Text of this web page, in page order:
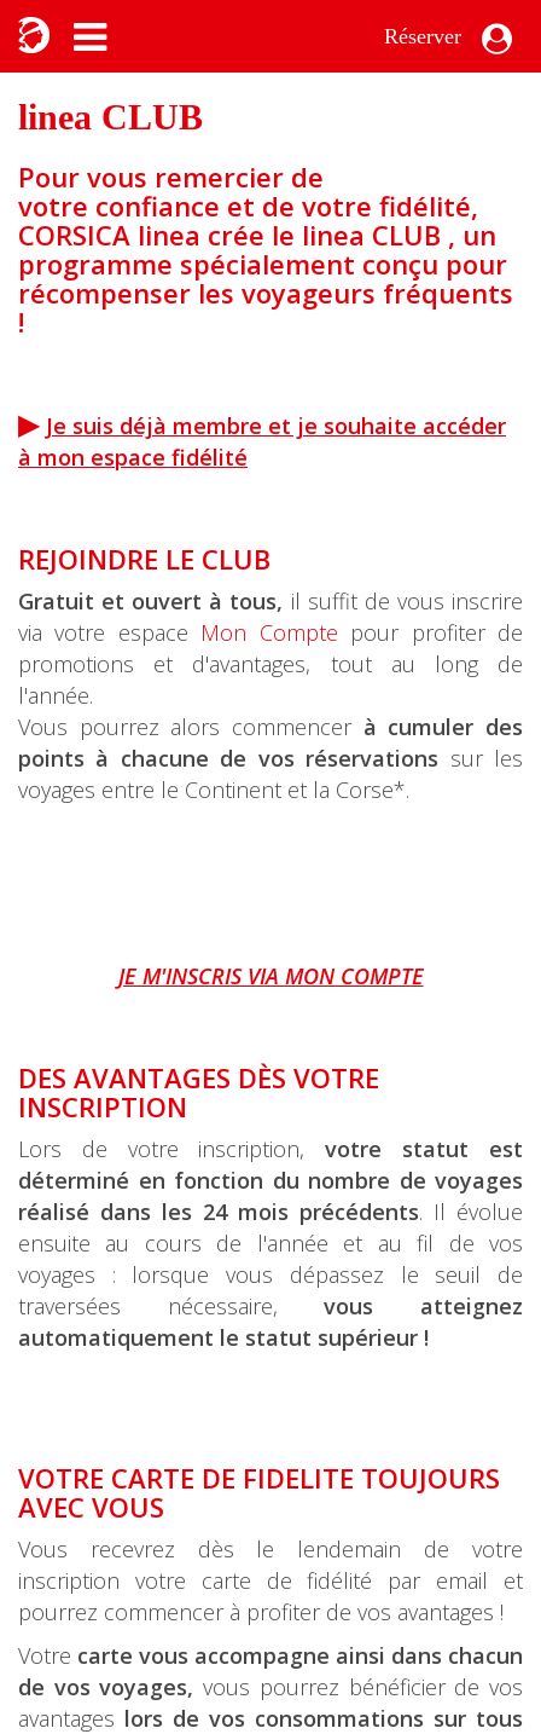
Réserver
linea CLUB
Pour vous remercier de
votre confiance et de votre fidélité,
CORSICA linea crée le linea CLUB , un
programme spécialement conçu pour
récompenser les voyageurs fréquents
!
▶ Je suis déjà membre et je souhaite accéder
à mon espace fidélité
REJOINDRE LE CLUB
Gratuit et ouvert à tous, il suffit de vous inscrire
via votre espace Mon Compte pour profiter de
promotions et d'avantages, tout au long de
l'année.
Vous pourrez alors commencer à cumuler des
points à chacune de vos réservations sur les
voyages entre le Continent et la Corse*.
JE M'INSCRIS VIA MON COMPTE
DES AVANTAGES DÈS VOTRE
INSCRIPTION
Lors de votre inscription,votre statut est
déterminé en fonction du nombre de voyages
réalisé dans les 24 mois précédents. Il évolue
ensuite au cours de l'année et au fil de vos
voyages : lorsque vous dépassez le seuil de
traversées nécessaire,vous atteignez
automatiquement le statut supérieur !
VOTRE CARTE DE FIDELITE TOUJOURS
AVEC VOUS
Vous recevrez dès le lendemain de votre
inscription votre carte de fidélité par email et
pourrez commencer à profiter de vos avantages !
Votre carte vous accompagne ainsi dans chacun
de vos voyages, vous pourrez bénéficier de vos
avantages lors de vos consommations sur tous